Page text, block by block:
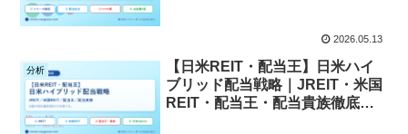
2026.05.13
分析
【日米REIT・配当王】日米ハイ
ブリッド配当戦略｜JREIT・米国
REIT・配当王・配当貴族徹底解